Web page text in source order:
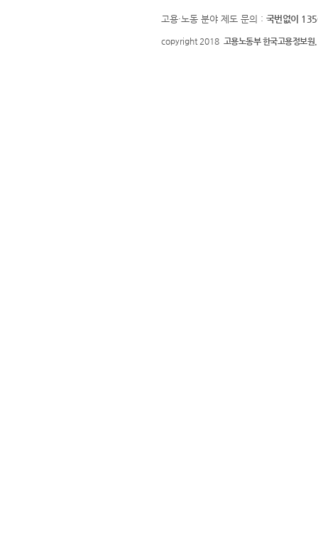
고용·노동 분야 제도 문의 : 국번없이
copyright 2018 고용노동부 한국고용정보원.